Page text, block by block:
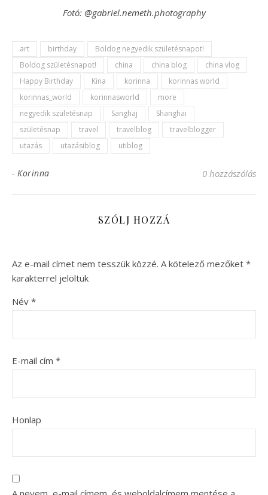
Fotó: @gabriel.nemeth.photography
art birthday
Boldog negyedik születésnapot!
Boldog születésnapot!
china china blog
china vlog
Happy Birthday
Kina korinna
korinnas world
korinnas_world
korinnasworld
more
negyedik születésnap
Sanghaj
Shanghai
születésnap
travel travelblog
travelblogger
utazás
utazásiblog utiblog
- Korinna 0 hozzászólás
SZÓLJ HOZZÁ
Az e-mail címet nem tesszük közzé. A kötelező mezőket *
karakterrel jelöltük
Név *
E-mail cím *
Honlap